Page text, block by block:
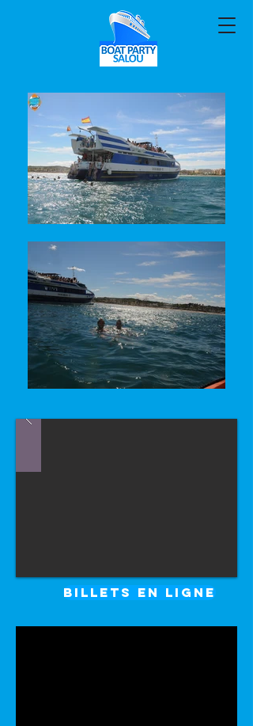
BILLETS EN LIGNE